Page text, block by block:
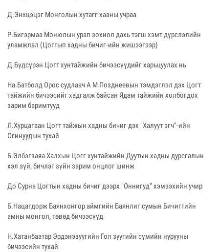
Д.Энхцэцэг Монголын хутагг хааны учраа
Р.Бигэрмаа Монюлын урап зохиол дахь тэгш хэмт дүрслэлийн
уламжлал (Цоггып хадны бичиг-ийн жишээгээр)
Д.Бүдсүрэн Цогт хунтайжийн бичээсүүдийг харьцуулах нь
На.Батболд Орос судлаач А М Позднеевын тэмдэглэл дэх Цогт
тайжийн бичээсийг хадгалж байсан Ядам тайжийн холбогдох
зарим баримтууд
Л.Хурцагаан Цогт тайжын хадны бичиг дэх "Халуут эгч"-ийн
Огинуудын тухай
Б.Элбэгзаяа Халхын Цогг хунтайжийн Дуутын хадны дурсгалын
хэл зүй, бичлэг зүйн зарим онцлог шинж
До Сурна Цогтын хадны бичиг дээрх "Оннигуд" хэмээхийн учир
Б.Нацагдорж Баянхонгор аймгийн Баянлиг сумын Бичигтийн
амны монгол, төвөд бичээсүүд
Н.Хатанбаатар Эрдэнэзуугийн Гол зуугийн сүмийн нурууны
бичээсийн тухай